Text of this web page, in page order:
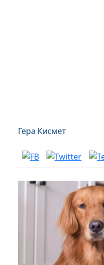
Гера Кисмет